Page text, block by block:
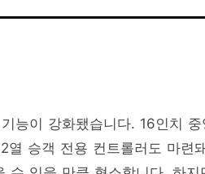
능이 강화됐습니다. 16인치 중
열 승객 전용 컨트롤러도 마련